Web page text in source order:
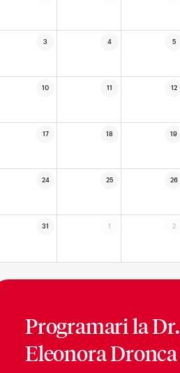
3 4 5
10 11 12
17 18 19
24 25 26
31 1 2
Programari laDr.
Eleonora Dronca